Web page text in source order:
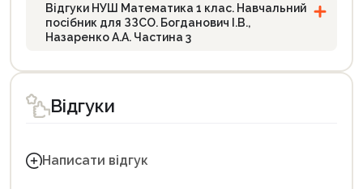
Відгуки НУШ Математика 1 клас. Навчальний
посібник для ЗЗСО. Богданович І.В.,
Назаренко А.А. Частина 3
Відгуки
Написати відгук